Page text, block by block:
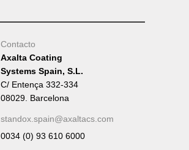
Contacto
Axalta Coating
Systems Spain, S.L.
C/ Entença 332-334
08029. Barcelona
standox.spain@axaltacs.com
0034 (0) 93 610 6000